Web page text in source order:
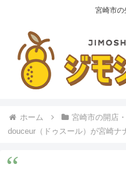
宮崎市の
ホーム 宮崎市の開店
douceur（ドゥスール）が宮崎ナ